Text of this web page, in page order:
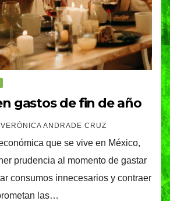
gastos de fin de año
VERÓNICA ANDRADE CRUZ
que se vive en México,
prudencia al momento de gastar
consumos innecesarios y contraer
las…